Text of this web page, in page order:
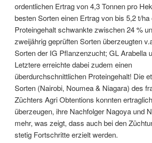
ordentlichen Ertrag von 4,3 Tonnen pro
besten Sorten einen Ertrag von bis 5,2 t/
Proteingehalt schwankte zwischen 24 %
zweijährig geprüften Sorten überzeugten
Sorten der IG Pflanzenzucht; GL Arabella
Letztere erreichte dabei zudem einen
überdurchschnittlichen Proteingehalt! Die
Sorten (Nairobi, Noumea & Niagara) des
Züchters Agri Obtentions konnten
überzeugen, ihre Nachfolger Nagoya und
mehr, was zeigt, dass auch bei den
stetig Fortschritte erzielt werden.